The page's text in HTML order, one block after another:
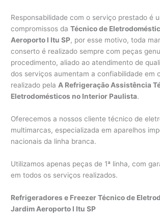
Responsabilidade com o serviço prestado é
compromissos daTécnico de
Aeroporto I Itu SP, por esse motivo, toda
conserto é realizado sempre com peças
procedimento, aliado ao atendimento de
dos serviços aumentam a confiabilidade em
realizado pela A Refrigeração Assistência
Eletrodomésticos no Interior Paulista.
Oferecemos a nossos cliente técnico de
multimarcas, especializada em aparelhos
nacionais da linha branca.
Utilizamos apenas peças de 1ª linha, com
em todos os serviços realizados.
Refrigeradores e Freezer Técnico de
Jardim Aeroporto I Itu SP